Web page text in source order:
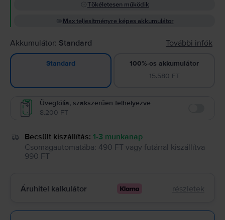
Tökéletesen működik
Max teljesítményre képes akkumulátor
Akkumulátor: Standard További infók
Standard
100%-os akkumulátor
15.580 FT
Üvegfólia, szakszerűen felhelyezve
8.200 FT
Becsült kiszállítás: 1-3 munkanap
Csomagautomatába: 490 FT vagy futárral kiszállítva
990 FT
Áruhitel kalkulátor részletek